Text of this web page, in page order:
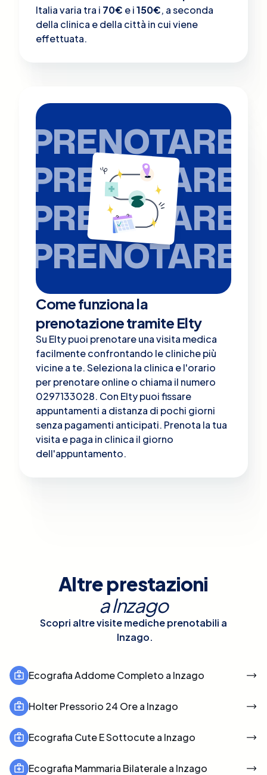
Italia varia tra i 70€ e i150€, a seconda
della clinica e della città in cui viene
effettuata.
PRENOTARE
PRENOTARE
PRENOTARE
PRENOTARE
Come funziona la
prenotazione tramite Elty
Su Elty puoi prenotare una visita medica
facilmente confrontando le cliniche più
vicine a te. Seleziona la clinica e l'orario
per prenotare online o chiama il numero
0297133028. Con Elty puoi fissare
appuntamenti a distanza di pochi giorni
senza pagamenti anticipati. Prenota la tua
visita e paga in clinica il giorno
dell'appuntamento.
Altre prestazioni
aInzago
Scopri altre visite mediche prenotabili a
Inzago.
Ecografia Addome Completo a Inzago
Holter Pressorio 24 Ore a Inzago
Ecografia Cute E Sottocute a Inzago
Ecografia Mammaria Bilaterale a Inzago